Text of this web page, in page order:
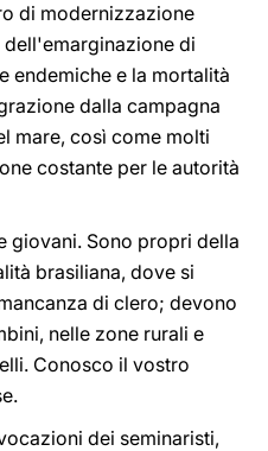
di modernizzazione
di
endemiche e la mortalità
dalla campagna
mare, così come molti
costante per le autorità
giovani. Sono propri della
brasiliana, dove si
di clero; devono
nelle zone rurali e
Conosco il vostro
dei seminaristi,